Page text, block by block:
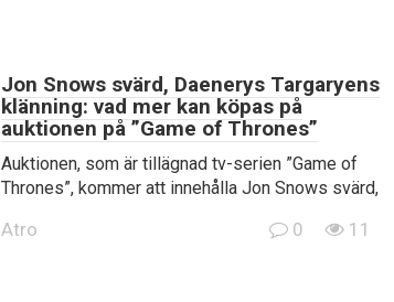
Jon Snows svärd, Daenerys Targaryens
klänning: vad mer kan köpas på
auktionen på ”Game of Thrones”
Auktionen, som är tillägnad tv-serien ”Game of
Thrones”, kommer att innehålla Jon Snows svärd,
Atro 0 11